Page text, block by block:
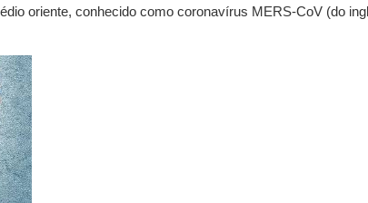
oriente, conhecido como coronavírus MERS-CoV (do